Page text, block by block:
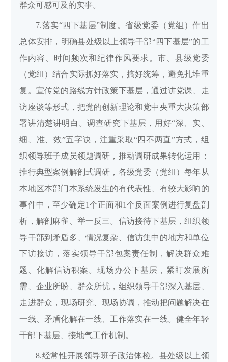
群众可感可及的实事。
7.落实“四下基层”制度。省级党委（党组）作出
总体安排，明确县处级以上领导干部“四下基层”的工
作内容、时间频次和纪律作风要求。市、县级党委
（党组）结合实际抓好落实，搞好统筹，避免扎堆重
复。宣传党的路线方针政策下基层，通过讲党课、走
访座谈等形式，把党的创新理论和党中央重大决策部
署讲清楚讲明白。调查研究下基层，用好“深、实、
细、准、效”五字诀，注重采取“四不两直”方式，组
织领导班子成员领题调研，推动调研成果转化运用；
推行典型案例解剖式调研，各级党委（党组）每年从
本地区本部门本系统发生的有代表性、有较大影响的
事件中，至少确定1个正面和1个反面案例进行复盘剖
析，解剖麻雀、举一反三。信访接待下基层，组织领
导干部到矛盾多、情况复杂、信访集中的地方和单位
下访接访，落实领导干部包案责任制，解决群众难
题、化解信访积案。现场办公下基层，紧盯发展所
需、企业所盼、群众所忧，组织领导干部深入基层、
走进群众，现场研究、现场协调，推动把问题解决在
一线、矛盾化解在一线、工作落实在一线。健全年轻
干部下基层、接地气工作机制。
8.经常性开展领导班子政治体检。县处级以上领